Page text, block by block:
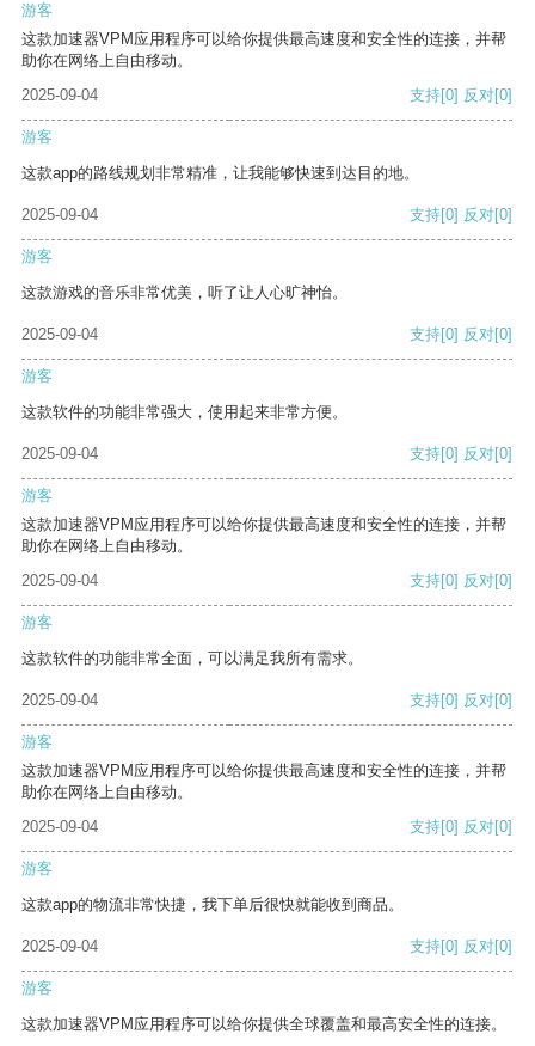
游客
这款加速器VPM应用程序可以给你提供最高速度和安全性的连接，并帮
助你在网络上自由移动。
2025-09-04
支持[0] 反对[0]
游客
这款app的路线规划非常精准，让我能够快速到达目的地。
2025-09-04 支持[0] 反对[0]
游客
这款游戏的音乐非常优美，听了让人心旷神怡。
2025-09-04 支持[0] 反对[0]
游客
这款软件的功能非常强大，使用起来非常方便。
2025-09-04 支持[0] 反对[0]
游客
这款加速器VPM应用程序可以给你提供最高速度和安全性的连接，并帮
助你在网络上自由移动。
2025-09-04
支持[0] 反对[0]
游客
这款软件的功能非常全面，可以满足我所有需求。
2025-09-04 支持[0] 反对[0]
游客
这款加速器VPM应用程序可以给你提供最高速度和安全性的连接，并帮
助你在网络上自由移动。
2025-09-04
支持[0] 反对[0]
游客
这款app的物流非常快捷，我下单后很快就能收到商品。
2025-09-04 支持[0] 反对[0]
游客
这款加速器VPM应用程序可以给你提供全球覆盖和最高安全性的连接。